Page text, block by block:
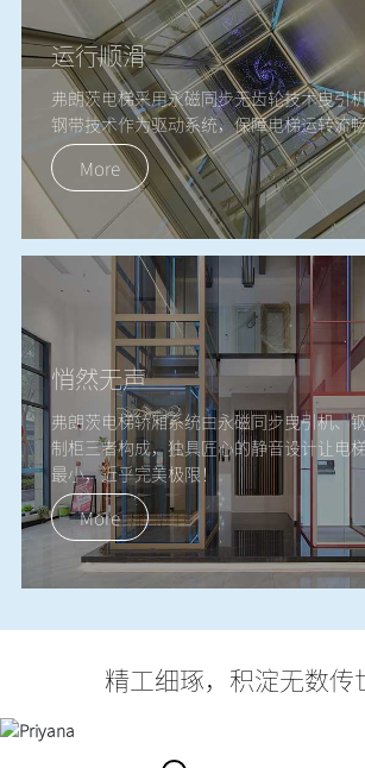
运行顺滑
弗朗茨电梯采用永磁同步无齿轮技术曳引
钢带技术作为驱动系统，保障电梯运转流
More
悄然无声
弗朗茨电梯轿厢系统由永磁同步曳引机、
制柜三者构成，独具匠心的静音设计让电
最小，近乎完美极限！
More
精工细琢，积淀无数传